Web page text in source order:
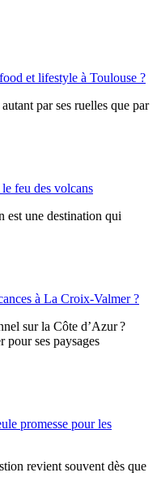
et lifestyle à Toulouse ?
par ses ruelles que par
feu des volcans
est une destination qui
à La Croix-Valmer ?
sur la Côte d’Azur ?
ses paysages
promesse pour les
revient souvent dès que